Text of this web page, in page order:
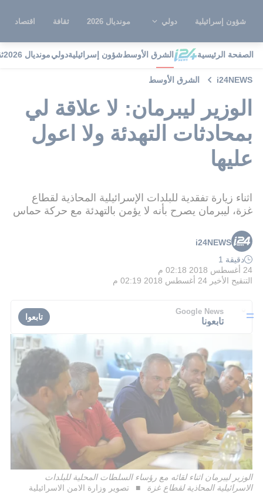
شؤون إسرائيلية دولي مونديال 2026 ثقافة اقتصاد
الصفحة الرئيسية الشرق الأوسطشؤون إسرائيليةدوليمونديال 2026
i24NEWS الشرق الأوسط
الوزير ليبرمان: لا علاقة لي
بمحادثات التهدئة ولا اعول
عليها
اثناء زيارة تفقدية للبلدات الإسرائيلية المحاذية لقطاع
غزة، ليبرمان يصرح بأنه لا يؤمن بالتهدئة مع حركة حماس
i24NEWS
دقيقة 1
24 أغسطس 2018 02:18 م
التنقيح الأخير 24 أغسطس 2018 02:19 م
Google News
تابعونا تابعوا
الوزير ليبرمان اثناء لقائه مع رؤساء السلطات المحلية للبلدات
الاسرائيلية المحاذية لقطاع غزة
تصوير وزارة الامن الاسرائيلية